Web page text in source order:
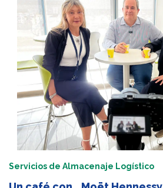
Servicios de Almacenaje Logístico